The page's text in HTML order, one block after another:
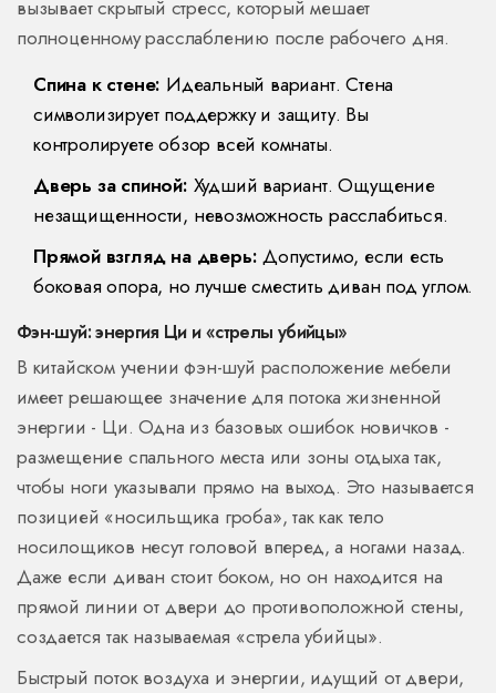
вызывает скрытый стресс, который мешает
полноценному расслаблению после рабочего дня.
Спина к стене: Идеальный вариант. Стена
символизирует поддержку и защиту. Вы
контролируете обзор всей комнаты.
Дверь за спиной: Худший вариант. Ощущение
незащищенности, невозможность расслабиться.
Прямой взгляд на дверь: Допустимо, если есть
боковая опора, но лучше сместить диван под углом.
Фэн-шуй: энергия Ци и «стрелы убийцы»
В китайском учении фэн-шуй расположение мебели
имеет решающее значение для потока жизненной
энергии - Ци. Одна из базовых ошибок новичков -
размещение спального места или зоны отдыха так,
чтобы ноги указывали прямо на выход. Это называется
позицией «носильщика гроба», так как тело
носилощиков несут головой вперед, а ногами назад.
Даже если диван стоит боком, но он находится на
прямой линии от двери до противоположной стены,
создается так называемая «стрела убийцы».
Быстрый поток воздуха и энергии, идущий от двери,